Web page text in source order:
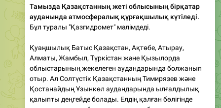
Бұл туралы "Қазгидромет" мәлімдеді.
Қуаңшылық Батыс Қазақстан, Ақтөбе, Атырау,
облыстарының жекелеген аудандарында болжанып
отыр. Ал Солтүстік Қазақстанның Тимирязев және
Қостанайдың Ұзынкөл аудандарында ылғалдылық
қалыпты деңгейде болады. Елдің қалған бөлігінде
ылғалдану жағдайы нормаға жуық болады.
1